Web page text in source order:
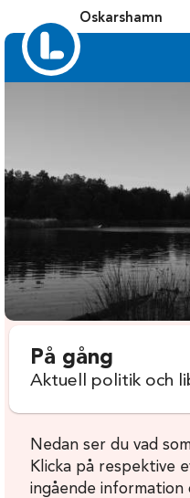
Oskarshamn
På gång
Aktuell politik och
Nedan ser du vad
Klicka på respektive
ingående information